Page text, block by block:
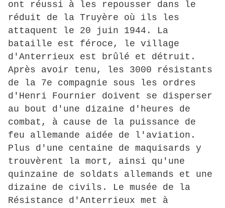
ont réussi à les repousser dans le
réduit de la Truyère où ils les
attaquent le 20 juin 1944. La
bataille est féroce, le village
d'Anterrieux est brûlé et détruit.
Après avoir tenu, les 3000 résistants
de la 7e compagnie sous les ordres
d'Henri Fournier doivent se disperser
au bout d'une dizaine d'heures de
combat, à cause de la puissance de
feu allemande aidée de l'aviation.
Plus d'une centaine de maquisards y
trouvèrent la mort, ainsi qu'une
quinzaine de soldats allemands et une
dizaine de civils. Le musée de la
Résistance d'Anterrieux met à